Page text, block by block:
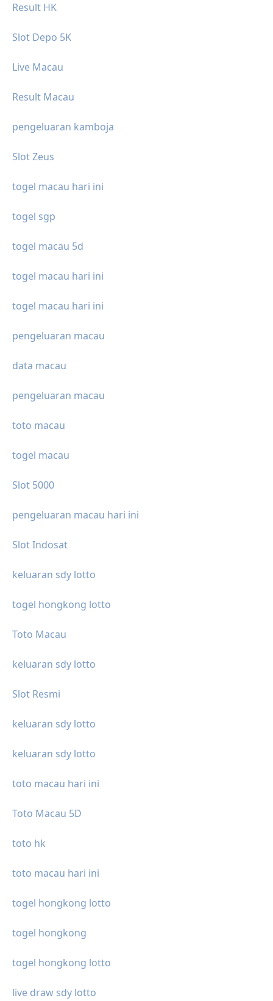
Result HK
Slot Depo 5K
Live Macau
Result Macau
pengeluaran kamboja
Slot Zeus
togel macau hari ini
togel sgp
togel macau 5d
togel macau hari ini
togel macau hari ini
pengeluaran macau
data macau
pengeluaran macau
toto macau
togel macau
Slot 5000
pengeluaran macau hari ini
Slot Indosat
keluaran sdy lotto
togel hongkong lotto
Toto Macau
keluaran sdy lotto
Slot Resmi
keluaran sdy lotto
keluaran sdy lotto
toto macau hari ini
Toto Macau 5D
toto hk
toto macau hari ini
togel hongkong lotto
togel hongkong
togel hongkong lotto
live draw sdy lotto